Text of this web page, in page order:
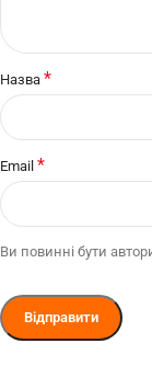
Назва *
Email *
Ви повинні бути